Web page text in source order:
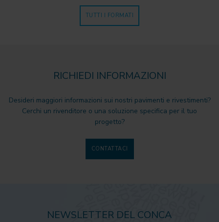
TUTTI I FORMATI
RICHIEDI INFORMAZIONI
Desideri maggiori informazioni sui nostri pavimenti e rivestimenti?
Cerchi un rivenditore o una soluzione specifica per il tuo
progetto?
CONTATTACI
NEWSLETTER DEL CONCA